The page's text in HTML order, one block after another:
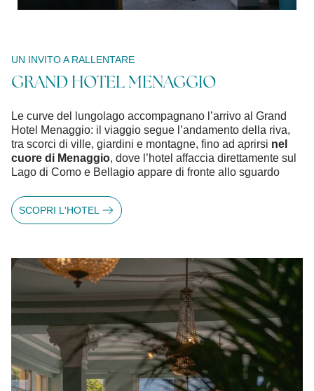
GRAND HOTEL MENAGGIO
UN INVITO A RALLENTARE
Le curve del lungolago accompagnano l’arrivo al Grand
Hotel Menaggio: il viaggio segue l’andamento della riva,
tra scorci di ville, giardini e montagne, fino ad aprirsi nel
cuore di Menaggio, dove l’hotel affaccia direttamente sul
Lago di Como e Bellagio appare di fronte allo sguardo
SCOPRI L'HOTEL